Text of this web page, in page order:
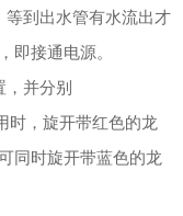
等到出水管有水流出才
即接通电源。
并分别
时，旋开带红色的龙
同时旋开带蓝色的龙